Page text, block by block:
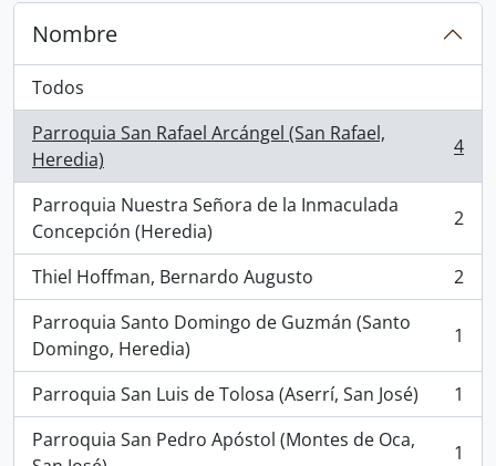
Nombre
Todos
Parroquia San Rafael Arcángel (San Rafael,
Heredia)
, 4 resultados 4
Parroquia Nuestra Señora de la Inmaculada
Concepción (Heredia)
, 2 resultados 2
Thiel Hoffman, Bernardo Augusto
, 2 resultados
2
Parroquia Santo Domingo de Guzmán (Santo
Domingo, Heredia)
, 1 resultados 1
Parroquia San Luis de Tolosa (Aserrí, San José)
, 1 resultados
1
Parroquia San Pedro Apóstol (Montes de Oca,
1